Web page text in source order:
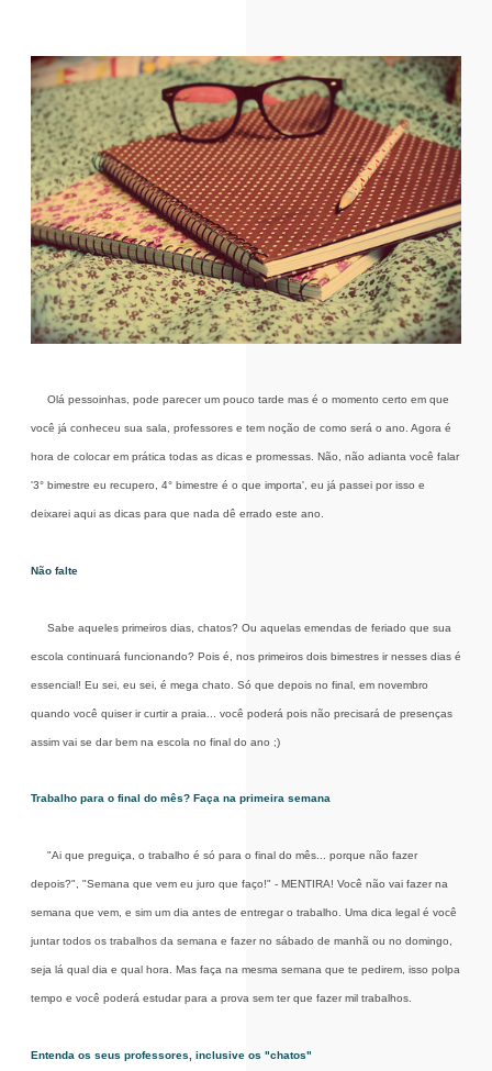
Olá pessoinhas, pode parecer um pouco tarde mas é o momento certo em que
você já conheceu sua sala, professores e tem noção de como será o ano. Agora é
hora de colocar em prática todas as dicas e promessas. Não, não adianta você falar
'3° bimestre eu recupero, 4° bimestre é o que importa', eu já passei por isso e
deixarei aqui as dicas para que nada dê errado este ano.
Não falte
Sabe aqueles primeiros dias, chatos? Ou aquelas emendas de feriado que sua
escola continuará funcionando? Pois é, nos primeiros dois bimestres ir nesses dias é
essencial! Eu sei, eu sei, é mega chato. Só que depois no final, em novembro
quando você quiser ir curtir a praia... você poderá pois não precisará de presenças
assim vai se dar bem na escola no final do ano ;)
Trabalho para o final do mês? Faça na primeira semana
"Ai que preguiça, o trabalho é só para o final do mês... porque não fazer
depois?", "Semana que vem eu juro que faço!" - MENTIRA! Você não vai fazer na
semana que vem, e sim um dia antes de entregar o trabalho. Uma dica legal é você
juntar todos os trabalhos da semana e fazer no sábado de manhã ou no domingo,
seja lá qual dia e qual hora. Mas faça na mesma semana que te pedirem, isso polpa
tempo e você poderá estudar para a prova sem ter que fazer mil trabalhos.
Entenda os seus professores, inclusive os "chatos"